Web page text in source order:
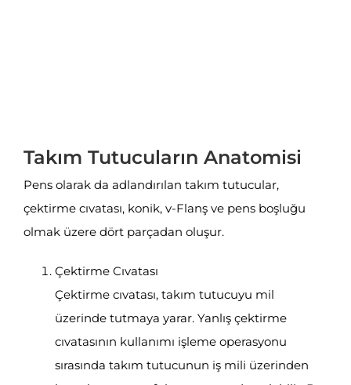
Takım Tutucuların Anatomisi
Pens olarak da adlandırılan takım tutucular,
çektirme cıvatası, konik, v-Flanş ve pens boşluğu
olmak üzere dört parçadan oluşur.
Çektirme Cıvatası
Çektirme cıvatası, takım tutucuyu mil
üzerinde tutmaya yarar. Yanlış çektirme
cıvatasının kullanımı işleme operasyonu
sırasında takım tutucunun iş mili üzerinden